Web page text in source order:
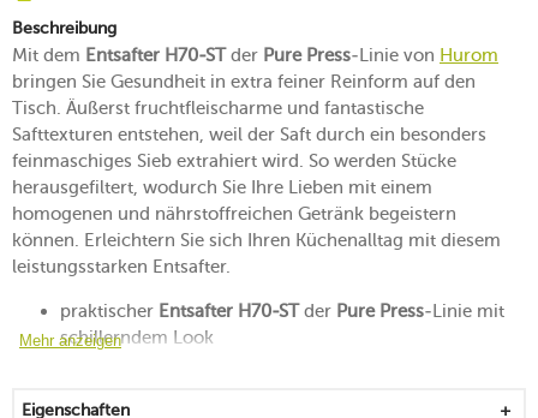
Beschreibung
Mit dem Entsafter H70-STder Pure Press-Linie von Hurom
bringen Sie Gesundheit in extra feiner Reinform auf den
Tisch. Äußerst fruchtfleischarme und fantastische
Safttexturen entstehen, weil der Saft durch ein besonders
feinmaschiges Sieb extrahiert wird. So werden Stücke
herausgefiltert, wodurch Sie Ihre Lieben mit einem
homogenen und nährstoffreichen Getränk begeistern
können. Erleichtern Sie sich Ihren Küchenalltag mit diesem
leistungsstarken Entsafter.
praktischer Entsafter H70-STder Pure Press-Linie mit
schillerndem Look
Mehr anzeigen
Eigenschaften